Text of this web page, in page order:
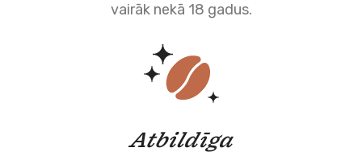
vairāk nekā 18 gadus.
Atbildīga